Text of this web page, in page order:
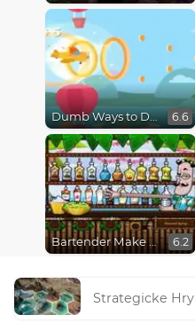
Dumb Ways to Die 3: World Tour 6.6
Bartender Make Right Mix 6.2
Strategicke Hry